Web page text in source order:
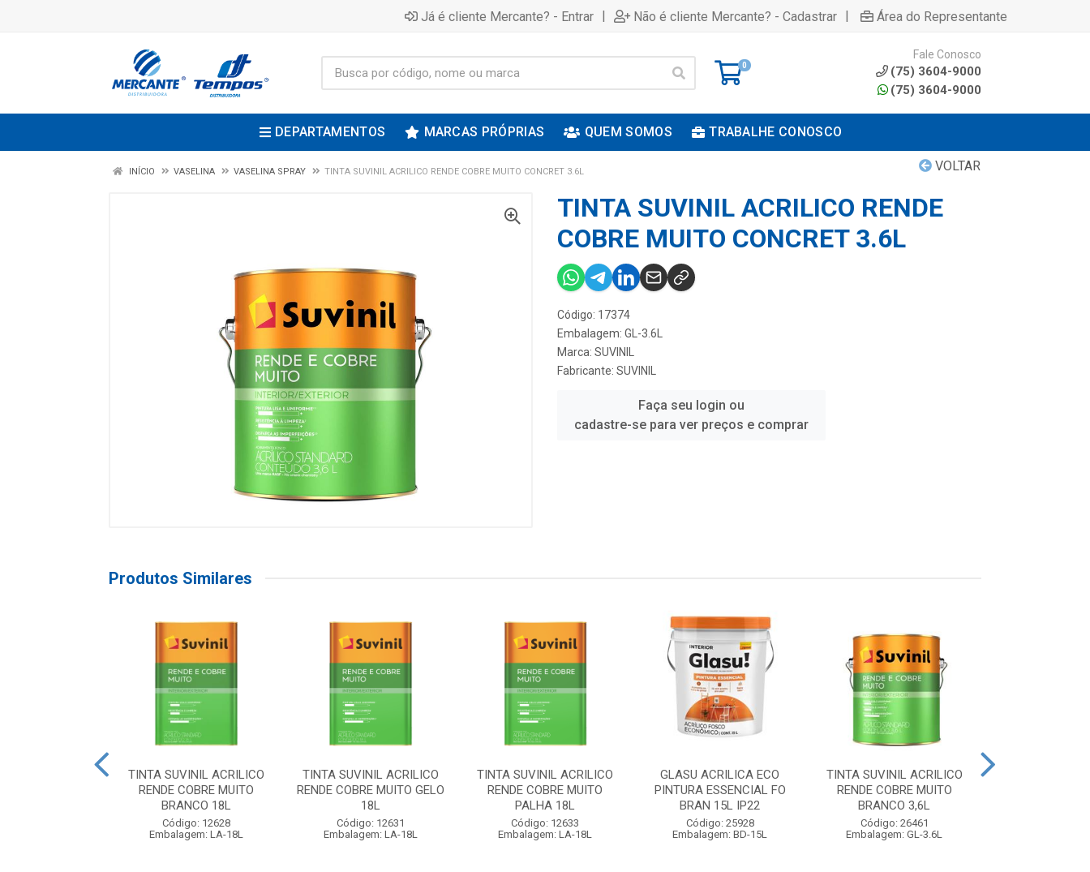
Já é cliente Mercante? - Entrar | Não é cliente Mercante? - Cadastrar | Área do Representante
0
Fale Conosco
(75) 3604-9000
(75) 3604-9000
DEPARTAMENTOS MARCAS PRÓPRIAS QUEM SOMOS TRABALHE CONOSCO
VOLTAR
INÍCIO VASELINA VASELINA SPRAY TINTA SUVINIL ACRILICO RENDE COBRE MUITO CONCRET 3.6L
TINTA SUVINIL ACRILICO RENDE
COBRE MUITO CONCRET 3.6L
Código: 17374
Embalagem: GL-3.6L
Marca: SUVINIL
Fabricante: SUVINIL
Faça seu login ou
cadastre-se para ver preços e comprar
Produtos Similares
TINTA SUVINIL ACRILICO
RENDE COBRE MUITO
BRANCO 18L
Código: 12628
Embalagem: LA-18L
TINTA SUVINIL ACRILICO
RENDE COBRE MUITO GELO
18L
Código: 12631
Embalagem: LA-18L
TINTA SUVINIL ACRILICO
RENDE COBRE MUITO
PALHA 18L
Código: 12633
Embalagem: LA-18L
GLASU ACRILICA ECO
PINTURA ESSENCIAL FO
BRAN 15L IP22
Código: 25928
Embalagem: BD-15L
TINTA SUVINIL ACRILICO
RENDE COBRE MUITO
BRANCO 3,6L
Código: 26461
Embalagem: GL-3.6L